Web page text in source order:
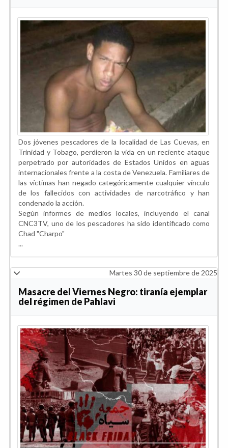
Dos jóvenes pescadores de la localidad de Las Cuevas, en
Trinidad y Tobago, perdieron la vida en un reciente ataque
perpetrado por autoridades de Estados Unidos en aguas
internacionales frente a la costa de Venezuela. Familiares de
las víctimas han negado categóricamente cualquier vínculo
de los fallecidos con actividades de narcotráfico y han
condenado la acción.
Según informes de medios locales, incluyendo el canal
CNC3TV, uno de los pescadores ha sido identificado como
Chad "Charpo"
...
Martes 30 de septiembre de 2025
Masacre del Viernes Negro: tiranía ejemplar
del régimen de Pahlavi